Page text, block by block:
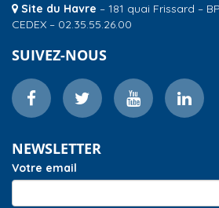
Site du Havre – 181 quai Frissard –
CEDEX – 02.35.55.26.00
SUIVEZ-NOUS
NEWSLETTER
Votre email